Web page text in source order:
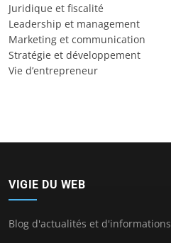
Juridique et fiscalité
Leadership et management
Marketing et communication
Stratégie et développement
Vie d’entrepreneur
VIGIE DU WEB
Blog d'actualités et d'informations